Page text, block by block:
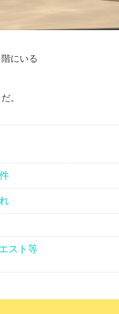
にいる
。
スト等